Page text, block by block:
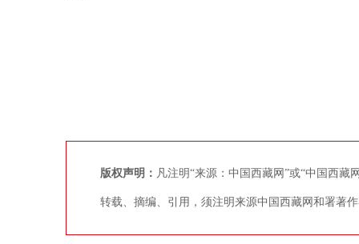
版权声明： 凡注明“来源：中国西藏网”或“中国西
转载、摘编、引用，须注明来源中国西藏网和署著